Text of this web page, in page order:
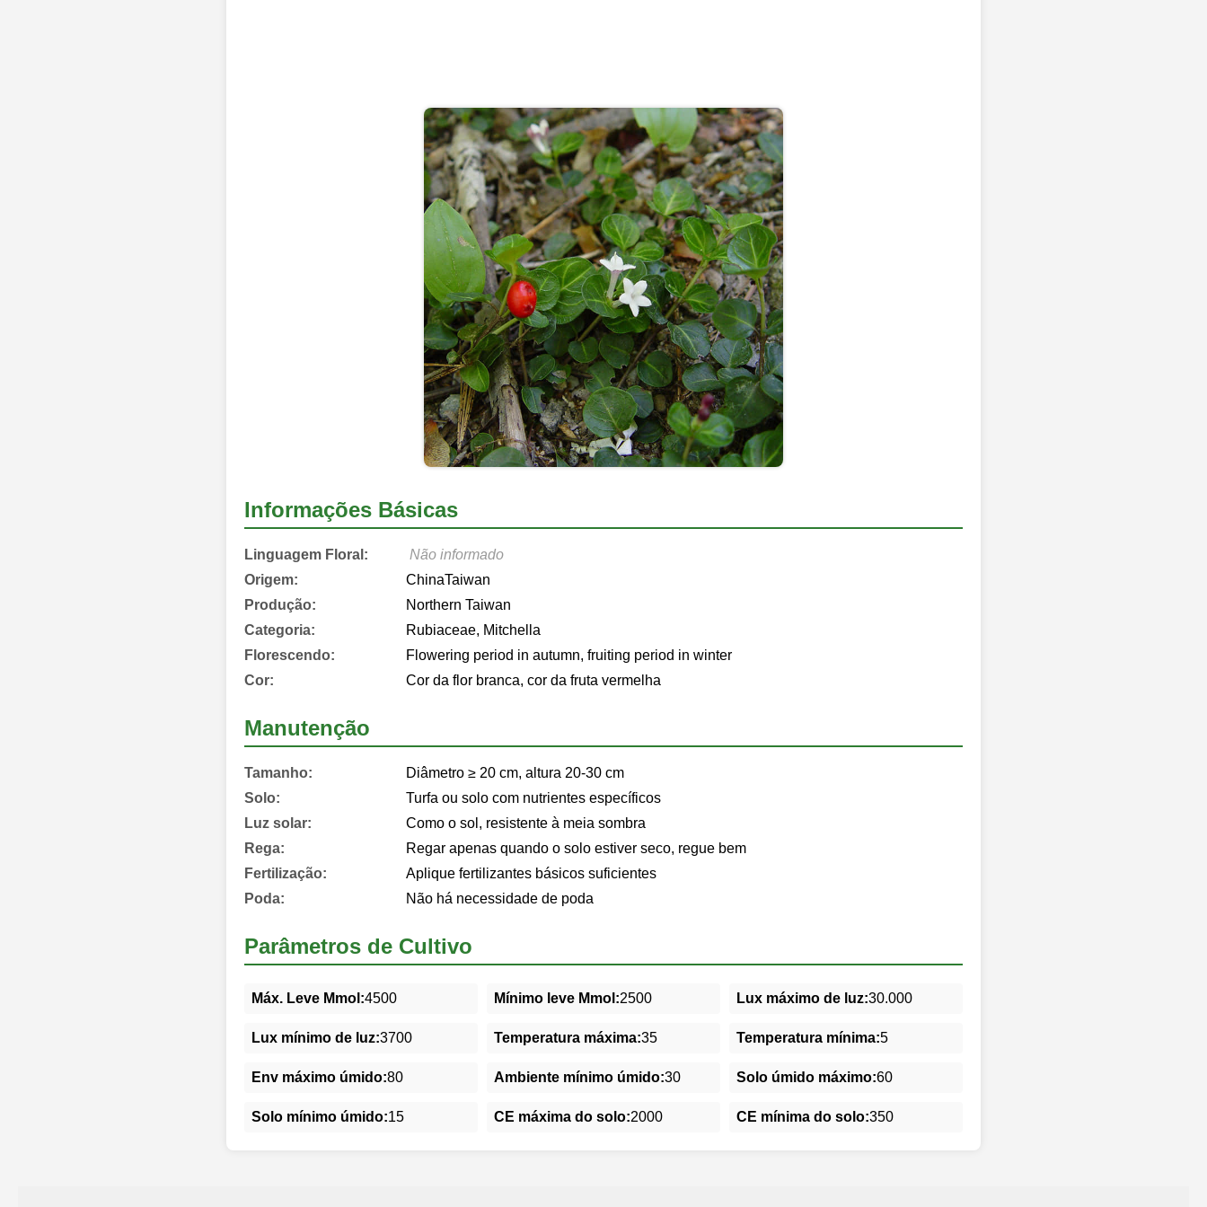
Informações Básicas
Linguagem Floral:
Não informado
Origem:
ChinaTaiwan
Produção:
Northern Taiwan
Categoria:
Rubiaceae, Mitchella
Florescendo:
Flowering period in autumn, fruiting period in winter
Cor:
Cor da flor branca, cor da fruta vermelha
Manutenção
Tamanho:
Diâmetro ≥ 20 cm, altura 20-30 cm
Solo:
Turfa ou solo com nutrientes específicos
Luz solar:
Como o sol, resistente à meia sombra
Rega:
Regar apenas quando o solo estiver seco, regue bem
Fertilização:
Aplique fertilizantes básicos suficientes
Poda:
Não há necessidade de poda
Parâmetros de Cultivo
Máx. Leve Mmol:4500 Mínimo leve Mmol:2500 Lux máximo de luz:30.000
Lux mínimo de luz:3700 Temperatura máxima:35 Temperatura mínima:5
Env máximo úmido:80 Ambiente mínimo úmido:30 Solo úmido máximo:60
Solo mínimo úmido:15 CE máxima do solo:2000 CE mínima do solo:350